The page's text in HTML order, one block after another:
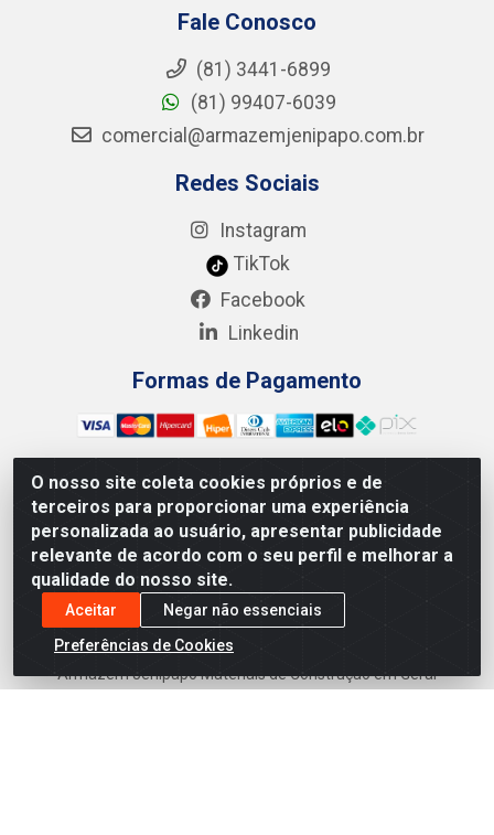
O nosso site coleta cookies próprios e de
terceiros para proporcionar uma experiência
personalizada ao usuário, apresentar publicidade
relevante de acordo com o seu perfil e melhorar a
qualidade do nosso site.
Aceitar
Negar não essenciais
Preferências de Cookies
Fale Conosco
(81) 3441-6899
(81) 99407-6039
comercial@armazemjenipapo.com.br
Redes Sociais
Instagram
TikTok
Facebook
Linkedin
Formas de Pagamento
Preços, promoções, condições de pagamento e frete são
válidos para compras realizadas exclusivamente pelo site.
Caso haja divergência de preço de um produto, será válido o
preço que for exibido no carrinho de compras do site no
momento do pagamento. As vendas estão sujeitas a análise
e disponibilidade do estoque. Imagens de produtos
meramente ilustrativas.
Armazém Jenipapo Materiais de Construção em Geral